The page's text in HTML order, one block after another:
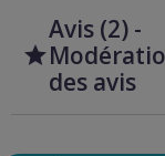

Avis (2) -
des avis